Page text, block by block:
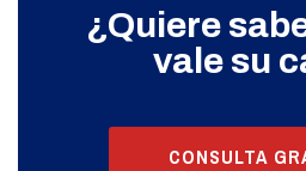
¿Quiere
vale su
CONSULTA